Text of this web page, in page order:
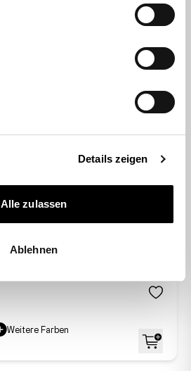
Details zeigen
Alle zulassen
Ablehnen
Weitere Farben